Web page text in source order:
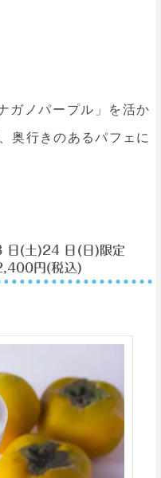
ガノパープル」を活か
奥行きのあるパフェに
(土)24 日(日)限定
円(税込)